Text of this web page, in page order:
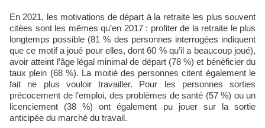
En 2021, les motivations de départ à la retraite les plus souvent
citées sont les mêmes qu’en 2017 : profiter de la retraite le plus
longtemps possible (81 % des personnes interrogées indiquent
que ce motif a joué pour elles, dont 60 % qu’il a beaucoup joué),
avoir atteint l’âge légal minimal de départ (78 %) et bénéficier du
taux plein (68 %). La moitié des personnes citent également le
fait ne plus vouloir travailler. Pour les personnes sorties
précocement de l’emploi, des problèmes de santé (57 %) ou un
licenciement (38 %) ont également pu jouer sur la sortie
anticipée du marché du travail.